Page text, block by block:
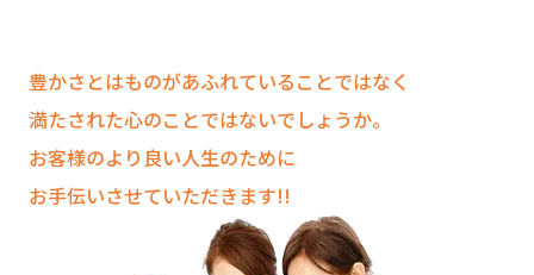
豊かさとはものがあふれていることではなく
満たされた心のことではないでしょうか。
お客様のより良い人生のために
お手伝いさせていただきます!!